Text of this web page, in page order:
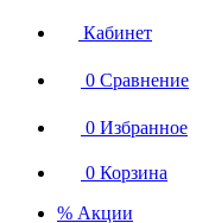
Кабинет
0 Сравнение
0 Избранное
0 Корзина
% Акции